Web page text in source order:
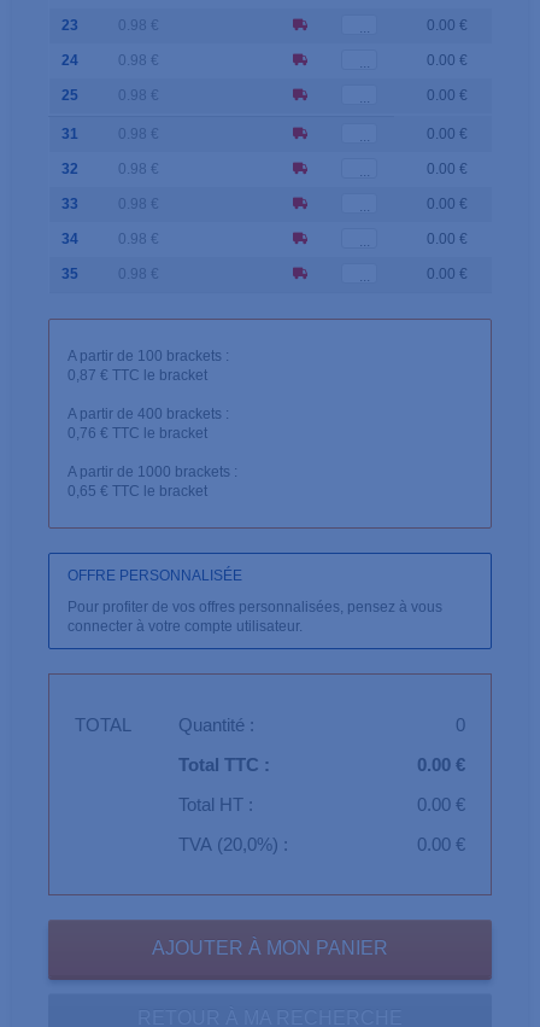
23 0.98 € 0.00 €
24 0.98 € 0.00 €
25 0.98 € 0.00 €
31 0.98 € 0.00 €
32 0.98 € 0.00 €
33 0.98 € 0.00 €
34 0.98 € 0.00 €
35 0.98 € 0.00 €
A partir de 100 brackets :
0,87 € TTC le bracket
A partir de 400 brackets :
0,76 € TTC le bracket
A partir de 1000 brackets :
0,65 € TTC le bracket
OFFRE PERSONNALISÉE
Pour profiter de vos offres personnalisées, pensez à vous
connecter à votre compte utilisateur.
TOTAL Quantité :
0
Total TTC :
0.00 €
Total HT :
0.00 €
TVA (20,0%) :
0.00 €